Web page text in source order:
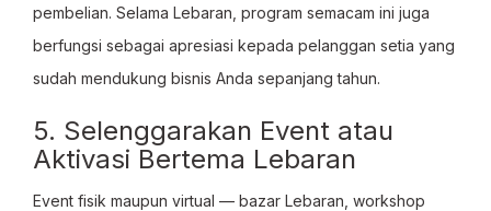
pembelian. Selama Lebaran, program semacam ini juga
berfungsi sebagai apresiasi kepada pelanggan setia yang
sudah mendukung bisnis Anda sepanjang tahun.
5. Selenggarakan Event atau
Aktivasi Bertema Lebaran
Event fisik maupun virtual — bazar Lebaran, workshop